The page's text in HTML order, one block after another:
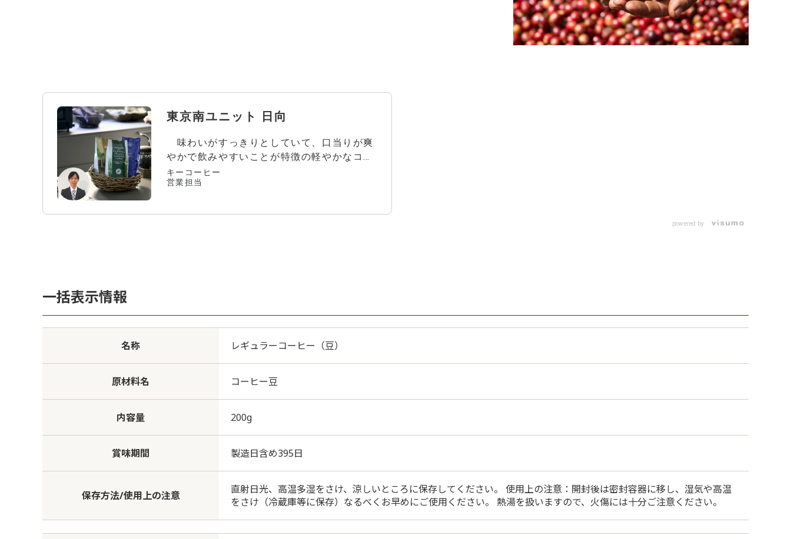
東京南ユニット 日向
味わいがすっきりとしていて、口当りが爽
やかで飲みやすいことが特徴の軽やかなコー
ヒー。そんなコーヒーと相性の良いお食事
は、あっさりした料理や軽めのスイーツとよ
ージュされてみてください！おすすめのコー
キーコーヒー
営業担当
powered by
一括表示情報
名称 レギュラーコーヒー（豆）
原材料名 コーヒー豆
内容量 200g
賞味期間 製造日含め395日
保存方法/使用上の注意
直射日光、高温多湿をさけ、涼しいところに保存してください。 使用上の注意：開封後は密封容器に移し、湿気や高温
をさけ（冷蔵庫等に保存）なるべくお早めにご使用ください。 熱湯を扱いますので、火傷には十分ご注意ください。